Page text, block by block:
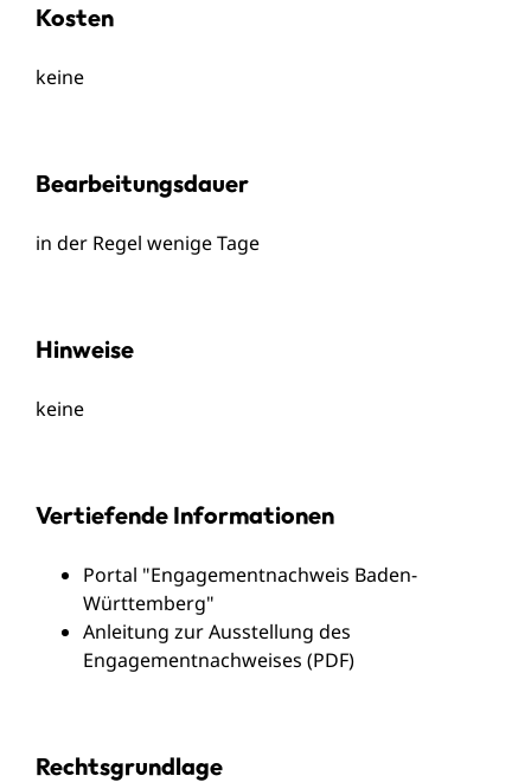
Kosten
keine
Bearbeitungsdauer
in der Regel wenige Tage
Hinweise
keine
Vertiefende Informationen
Portal "Engagementnachweis Baden-
Württemberg"
Anleitung zur Ausstellung des
Engagementnachweises (PDF)
Rechtsgrundlage